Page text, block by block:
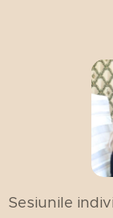
Sesiunile